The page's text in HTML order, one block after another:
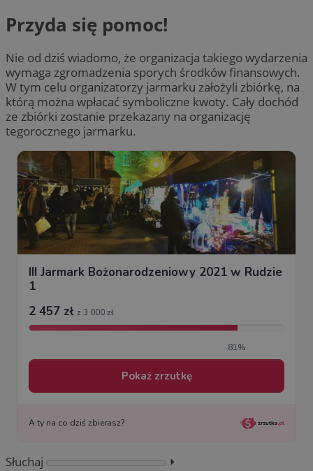
Przyda się pomoc!
Nie od dziś wiadomo, że organizacja takiego wydarzenia
wymaga zgromadzenia sporych środków finansowych.
W tym celu organizatorzy jarmarku założyli zbiórkę, na
którą można wpłacać symboliczne kwoty. Cały dochód
ze zbiórki zostanie przekazany na organizację
tegorocznego jarmarku.
Słuchaj
⏵︎